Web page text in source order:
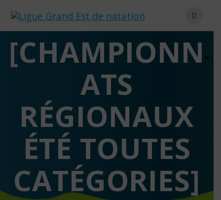
to
[CHAMPIONN
ATS
RÉGIONAUX
ÉTÉ TOUTES
CATÉGORIES]
×